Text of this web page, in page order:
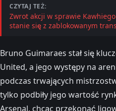
CZYTAJ TEŻ:
Zwrot akcji w sprawie
stanie się z zablokowanym
Bruno Guimaraes stał się
United, a jego występy na
podczas trwających
tylko podbiły jego wartość
Arsenal, chcąc przekonać